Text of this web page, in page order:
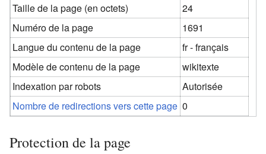
Taille de la page (en octets)
24
Numéro de la page
1691
Langue du contenu de la page
fr - français
Modèle de contenu de la page
wikitexte
Indexation par robots
Autorisée
Nombre de redirections vers cette page 0
Protection de la page